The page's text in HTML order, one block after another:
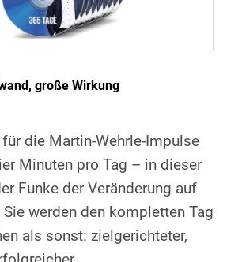
große Wirkung
die Martin-Wehrle-Impulse
Minuten pro Tag – in dieser
Funke der Veränderung auf
Sie werden den kompletten Tag
als sonst: zielgerichteter,